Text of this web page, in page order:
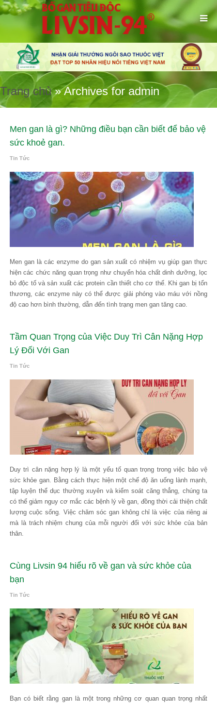
Trang chủ»Archives for admin
Men gan là gì? Những điều bạn cần biết để bảo vệ
sức khoẻ gan.
Tin Tức
Men gan là các enzyme do gan sản xuất có nhiệm vụ giúp gan thực
hiện các chức năng quan trọng như chuyển hóa chất dinh dưỡng, lọc
bỏ độc tố và sản xuất các protein cần thiết cho cơ thể. Khi gan bị tổn
thương, các enzyme này có thể được giải phóng vào máu với nồng
độ cao hơn bình thường, dẫn đến tình trạng men gan tăng cao.
Tầm Quan Trọng của Việc Duy Trì Cân Nặng Hợp
Lý Đối Với Gan
Tin Tức
Duy trì cân nặng hợp lý là một yếu tố quan trọng trong việc bảo vệ
sức khỏe gan. Bằng cách thực hiện một chế độ ăn uống lành mạnh,
tập luyện thể dục thường xuyên và kiểm soát căng thẳng, chúng ta
có thể giảm nguy cơ mắc các bệnh lý về gan, đồng thời cải thiện chất
lượng cuộc sống. Việc chăm sóc gan không chỉ là việc của riêng ai
mà là trách nhiệm chung của mỗi người đối với sức khỏe của bản
thân.
Cùng Livsin 94 hiểu rõ về gan và sức khỏe của
bạn
Tin Tức
Bạn có biết rằng gan là một trong những cơ quan quan trọng nhất